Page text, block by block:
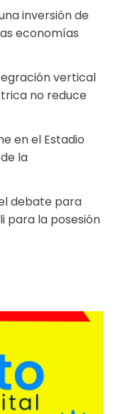
inversión de
economías
vertical
no reduce
en el Estadio
la
debate para
para la posesión